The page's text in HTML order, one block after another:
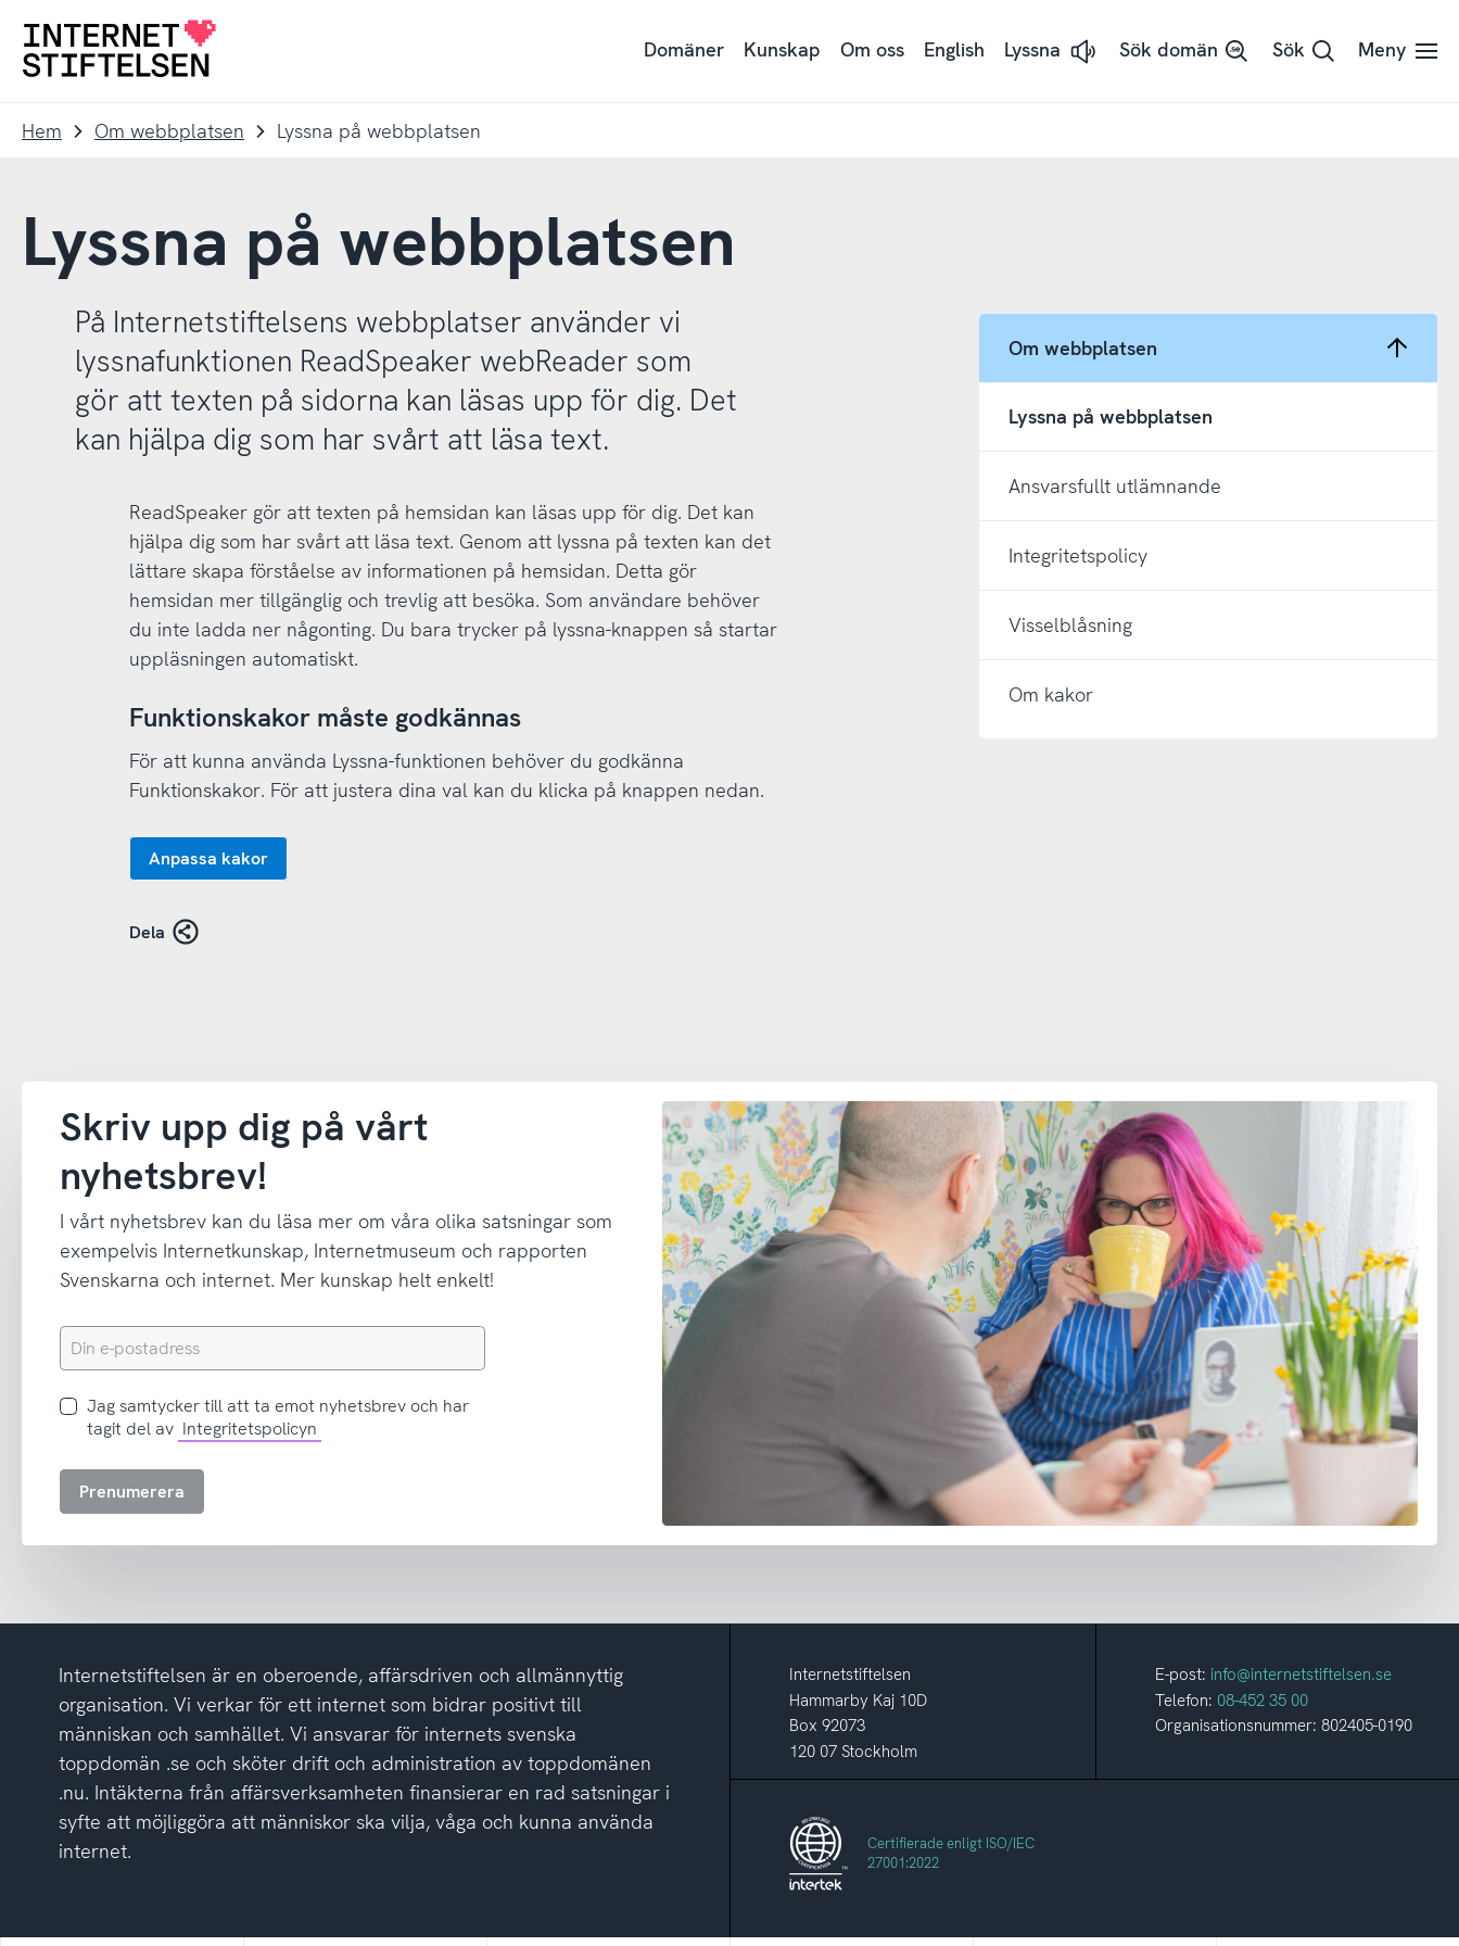
navigering
innehåll
Till
Domäner Kunskap Om oss English Lyssna
Lyssna Sök domän Sök Meny
Hem Om webbplatsen Lyssna på webbplatsen
Lyssna på webbplatsen
Om webbplatsen
Lyssna på webbplatsen
Ansvarsfullt utlämnande
Integritetspolicy
Visselblåsning
Om kakor
På Internetstiftelsens webbplatser använder vi
lyssnafunktionen ReadSpeaker webReader som
gör att texten på sidorna kan läsas upp för dig. Det
kan hjälpa dig som har svårt att läsa text.
ReadSpeaker gör att texten på hemsidan kan läsas upp för dig. Det kan
hjälpa dig som har svårt att läsa text. Genom att lyssna på texten kan det
lättare skapa förståelse av informationen på hemsidan. Detta gör
hemsidan mer tillgänglig och trevlig att besöka. Som användare behöver
du inte ladda ner någonting. Du bara trycker på lyssna-knappen så startar
uppläsningen automatiskt.
Funktionskakor måste godkännas
För att kunna använda Lyssna-funktionen behöver du godkänna
Funktionskakor. För att justera dina val kan du klicka på knappen nedan.
Anpassa kakor
Dela
Skriv upp dig på vårt
nyhetsbrev!
I vårt nyhetsbrev kan du läsa mer om våra olika satsningar som
exempelvis Internetkunskap, Internetmuseum och rapporten
Svenskarna och internet. Mer kunskap helt enkelt!
Din
e-
Jag
samtycker
att
nyhetsbrev
tagit
av
integritetspolicyn
Jag samtycker till att ta emot nyhetsbrev och har
tagit del av Integritetspolicyn
Prenumerera
Internetstiftelsen är en oberoende, affärsdriven och allmännyttig
organisation. Vi verkar för ett internet som bidrar positivt till
människan och samhället. Vi ansvarar för internets svenska
toppdomän .se och sköter drift och administration av toppdomänen
.nu. Intäkterna från affärsverksamheten finansierar en rad satsningar i
syfte att möjliggöra att människor ska vilja, våga och kunna använda
internet.
Internetstiftelsen
Hammarby Kaj 10D
Box 92073
120 07 Stockholm
E-post: info@internetstiftelsen.se
Telefon: 08-452 35 00
Organisationsnummer: 802405-0190
Certifierade enligt ISO/IEC
27001:2022